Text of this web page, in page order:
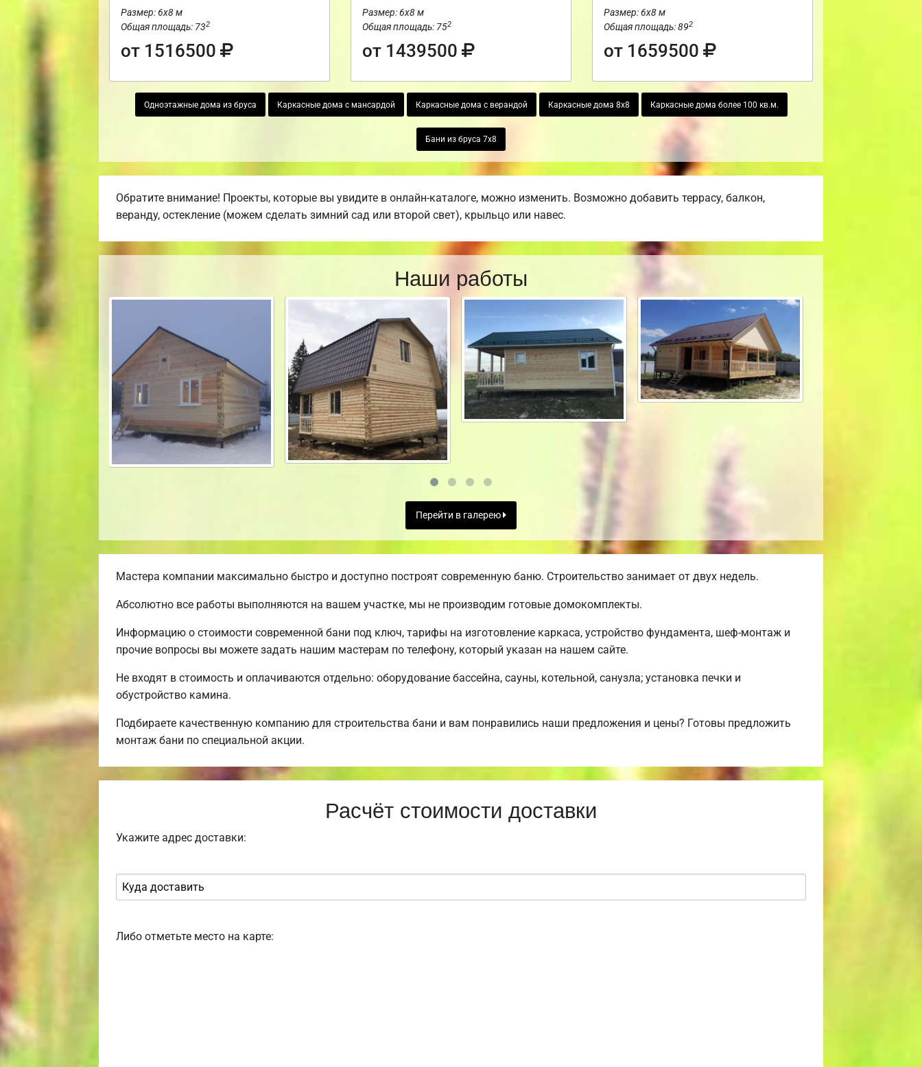
Размер: 6х8 м
Общая площадь: 732
от 1516500
Размер: 6х8 м
Общая площадь: 752
от 1439500
Размер: 6х8 м
Общая площадь: 892
от 1659500
Одноэтажные дома из бруса Каркасные дома с мансардой Каркасные дома с верандой Каркасные дома 8х8 Каркасные дома более 100 кв.м.
Бани из бруса 7х8
Обратите внимание! Проекты, которые вы увидите в онлайн-каталоге, можно изменить. Возможно добавить террасу, балкон,
веранду, остекление (можем сделать зимний сад или второй свет), крыльцо или навес.
Наши работы
Перейти в галерею
Мастера компании максимально быстро и доступно построят современную баню. Строительство занимает от двух недель.
Абсолютно все работы выполняются на вашем участке, мы не производим готовые домокомплекты.
Информацию о стоимости современной бани под ключ, тарифы на изготовление каркаса, устройство фундамента, шеф-монтаж и
прочие вопросы вы можете задать нашим мастерам по телефону, который указан на нашем сайте.
Не входят в стоимость и оплачиваются отдельно: оборудование бассейна, сауны, котельной, санузла; установка печки и
обустройство камина.
Подбираете качественную компанию для строительства бани и вам понравились наши предложения и цены? Готовы предложить
монтаж бани по специальной акции.
Расчёт стоимости доставки
Укажите адрес доставки:
Либо отметьте место на карте: